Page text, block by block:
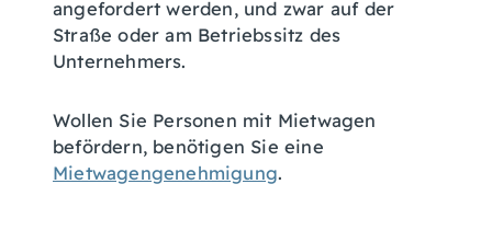
angefordert werden, und zwar auf der
Straße oder am Betriebssitz des
Unternehmers.
Wollen Sie Personen mit Mietwagen
befördern, benötigen Sie eine
Mietwagengenehmigung.